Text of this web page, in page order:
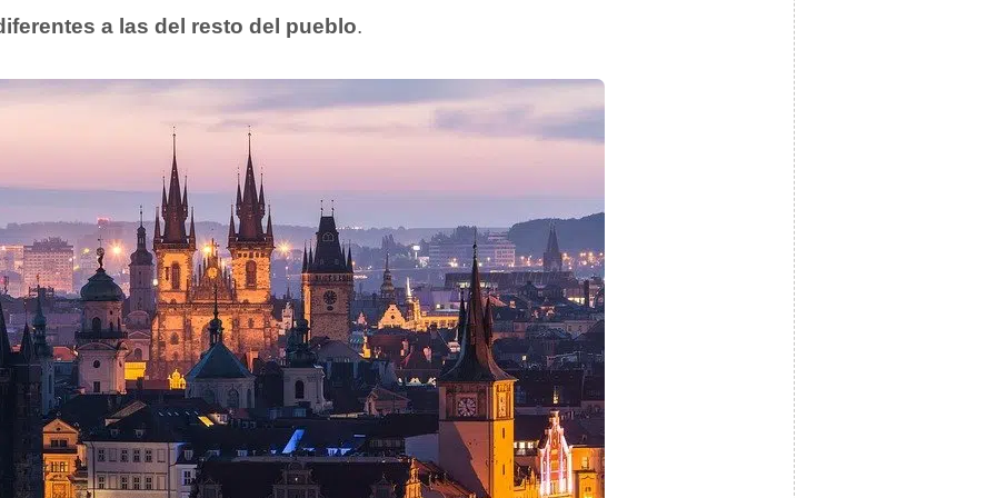
a las del resto del pueblo.